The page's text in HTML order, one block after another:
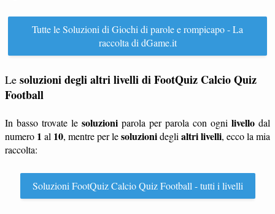
Tutte le Soluzioni di Giochi di parole e rompicapo - La
raccolta di dGame.it
Le soluzioni degli altri livelli di FootQuiz Calcio Quiz
Football
In basso trovate le soluzioni parola per parola con ogni livello dal
numero 1 al 10, mentre per lesoluzionidegli altri livelli, ecco la mia
raccolta:
Soluzioni FootQuiz Calcio Quiz Football - tutti i livelli